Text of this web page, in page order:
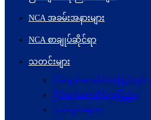
NCA အခမ်းအနားများ
NCA စာချုပ်ဆိုင်ရာ
သတင်းများ
ငြိမ်းချမ်းရေးဆိုင်ရာ(ပြည်တွင်း)
ငြိမ်းချမ်းရေးဆိုင်ရာ(ပြည်ပ)
ပြည်တွင်းရေးရာ